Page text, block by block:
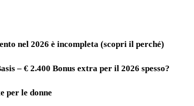
nel 2026 è incompleta (scopri il perché)
– € 2.400 Bonus extra per il 2026 spesso?
per le donne